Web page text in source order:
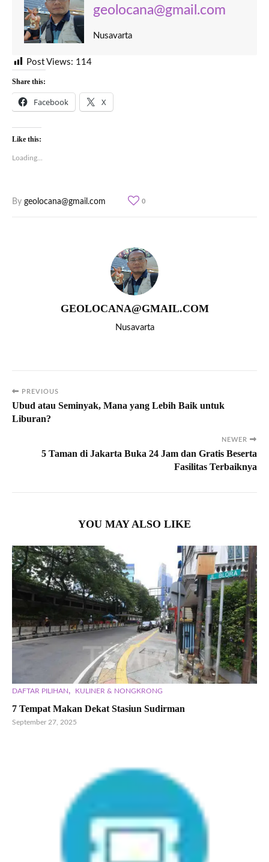
geolocana@gmail.com
Nusavarta
Post Views: 114
Share this:
Facebook X
Like this:
Loading...
By geolocana@gmail.com 0
GEOLOCANA@GMAIL.COM
Nusavarta
PREVIOUS
Ubud atau Seminyak, Mana yang Lebih Baik untuk
Liburan?
NEWER
5 Taman di Jakarta Buka 24 Jam dan Gratis Beserta
Fasilitas Terbaiknya
YOU MAY ALSO LIKE
DAFTAR PILIHAN, KULINER & NONGKRONG
7 Tempat Makan Dekat Stasiun Sudirman
September 27, 2025